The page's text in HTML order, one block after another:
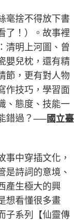
毫捨不得放下書
了！）。故事裡
清明上河圖、曾
嬰兒枕，還有精
節，更有對人物
作技巧，學習面
、態度、技能一
錯過？ ──國立臺
事中穿插文化，
是詩詞的意境、
產生極大的興
想看懂很多畫
子系列【仙靈傳